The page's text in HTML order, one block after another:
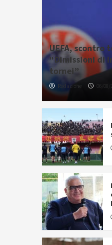
UEFA, scontro
“Dimissioni di
tornei”
Redazione 06/08/